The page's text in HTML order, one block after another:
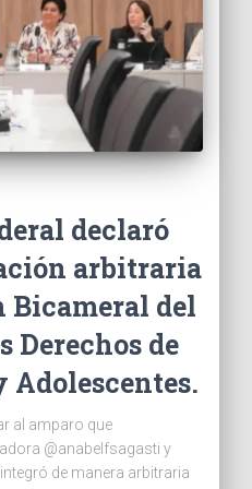
declaró
arbitraria
Bicameral del
Derechos de
Adolescentes.
al amparo que
@anabelfsagasti y
de manera arbitraria